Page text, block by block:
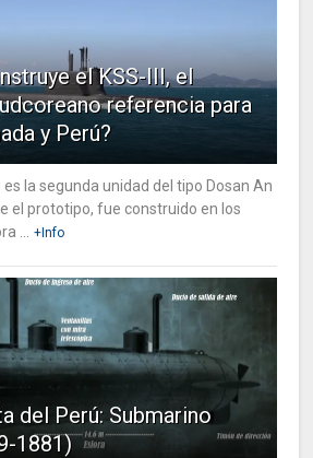
el KSS-III, el
referencia para
y Perú?
es la segunda unidad del tipo Dosan An
el prototipo, fue construido en los
...
+Info
del Perú: Submarino
1881)